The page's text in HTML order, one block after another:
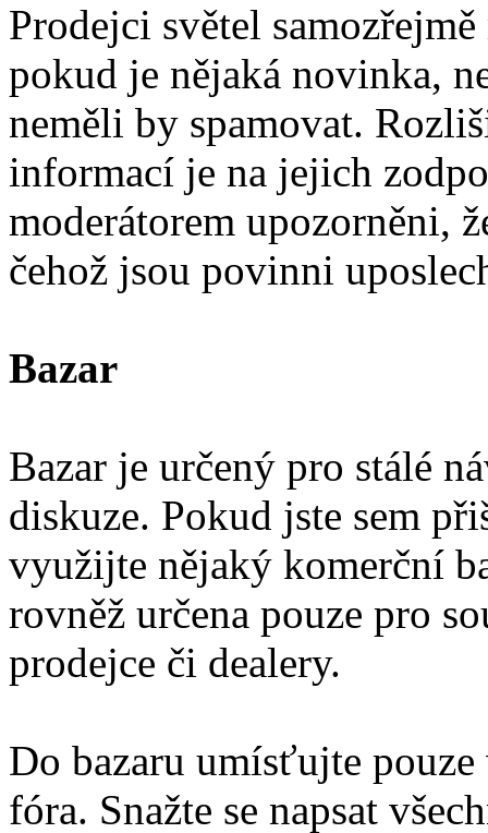
Prodejci světel
pokud je nějaká novinka,
neměli by spamovat.
informací je na jejich
moderátorem upozorněni,
čehož jsou povinni
Bazar
Bazar je určený pro stálé
diskuze. Pokud jste sem
využijte nějaký komerční
rovněž určena pouze pro
prodejce či dealery.
Do bazaru umísťujte
fóra. Snažte se napsat